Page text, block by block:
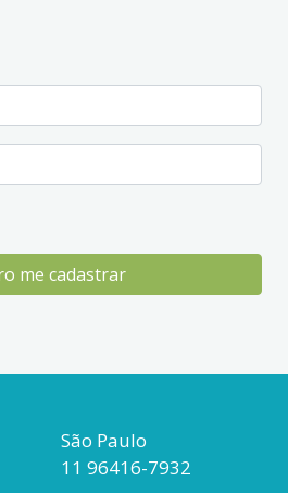
São Paulo
11 96416-7932